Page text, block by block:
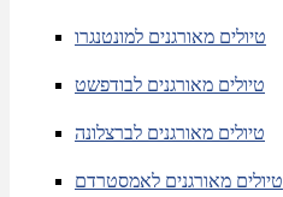
טיולים מאורגנים למונטנגרו
טיולים מאורגנים לבודפשט
טיולים מאורגנים לברצלונה
טיולים מאורגנים לאמסטרדם